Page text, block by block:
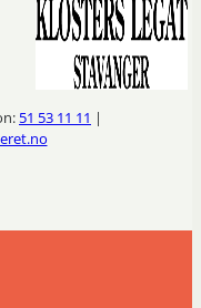
51 53 11 11 |